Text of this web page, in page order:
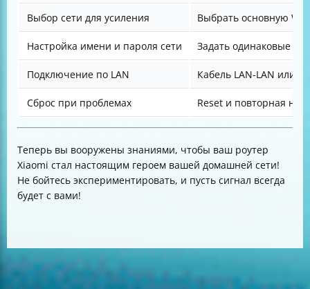
Выбор сети для усиления Выбрать основную Wi-
Настройка имени и пароля сети Задать одинаковые
Подключение по LAN Кабель LAN-LAN или
Сброс при проблемах Reset и повторная
Теперь вы вооружены знаниями, чтобы ваш роутер
Xiaomi стал настоящим героем вашей домашней сети!
Не бойтесь экспериментировать, и пусть сигнал всегда
будет с вами!